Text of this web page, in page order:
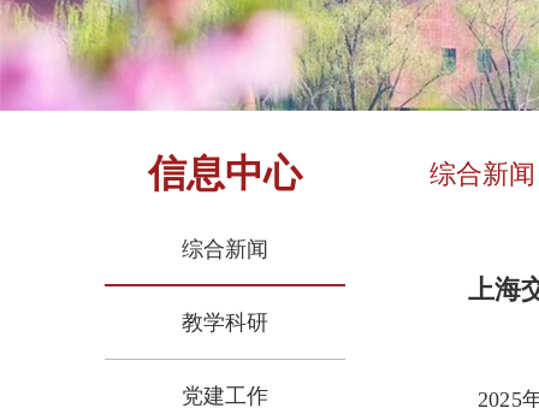
信息中心
综合新闻
教学科研
党建工作
综合新闻
上海
2025